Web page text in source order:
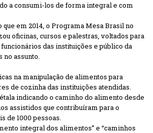
a consumi-los de forma integral e com
em 2014, o Programa Mesa Brasil no
oficinas, cursos e palestras, voltados para
das instituições e público da
no assunto.
na manipulação de alimentos para
de cozinha das instituições atendidas.
indicando o caminho do alimento desde
assistidos que contribuíram para o
de 1000 pessoas.
integral dos alimentos” e “caminhos